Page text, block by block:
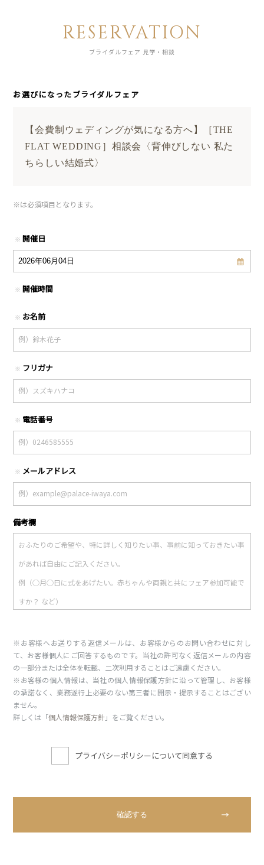
RESERVATION
ブライダルフェア 見学・相談
お選びになったブライダルフェア
【会費制ウェディングが気になる方へ】［THE
FLAT WEDDING］相談会〈背伸びしない 私た
ちらしい結婚式〉
※は必須項目となります。
※ 開催日
※ 開催時間
※ お名前
※ フリガナ
※ 電話番号
※ メールアドレス
備考欄
※お客様へお送りする返信メールは、お客様からのお問い合わせに対し
て、お客様個人にご回答するものです。当社の許可なく返信メールの内容
の一部分または全体を転載、二次利用することはご遠慮ください。
※お客様の個人情報は、当社の個人情報保護方針に沿って管理し、お客様
の承諾なく、業務遂行上必要のない第三者に開示・提示することはござい
ません。
詳しくは「個人情報保護方針」をご覧ください。
プライバシーポリシーについて同意する